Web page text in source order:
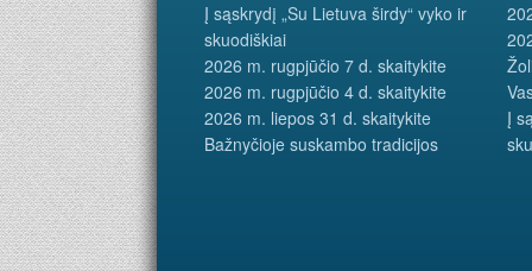
Į sąskrydį „Su Lietuva širdy“ vyko ir
skuodiškiai
2026 m. rugpjūčio 7 d. skaitykite
2026 m. rugpjūčio 4 d. skaitykite
2026 m. liepos 31 d. skaitykite
Bažnyčioje suskambo tradicijos
Į